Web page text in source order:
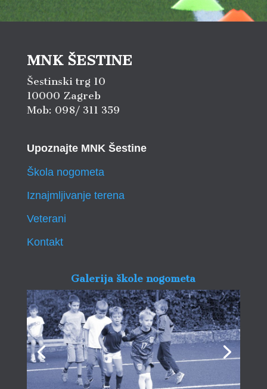
MNK ŠESTINE
Šestinski trg 10
10000 Zagreb
Mob: 098/ 311 359
Upoznajte MNK Šestine
Škola nogometa
Iznajmljivanje terena
Veterani
Kontakt
Galerija škole nogometa